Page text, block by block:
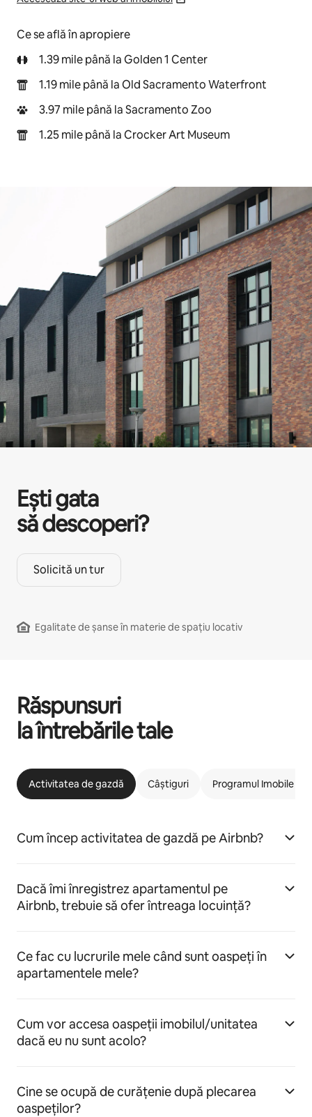
Ce se află în apropiere
1.39 mile până la Golden 1 Center
1.19 mile până la Old Sacramento Waterfront
3.97 mile până la Sacramento Zoo
1.25 mile până la Crocker Art Museum
Ești gata
să descoperi?
Solicită un tur
Egalitate de șanse în materie de spațiu locativ
Răspunsuri
la întrebările tale
Activitatea de gazdă Câștiguri Programul Imobile
Cum încep activitatea de gazdă pe Airbnb?
Dacă îmi înregistrez apartamentul pe
Airbnb, trebuie să ofer întreaga locuință?
Ce fac cu lucrurile mele când sunt oaspeți în
apartamentele mele?
Cum vor accesa oaspeții imobilul/unitatea
dacă eu nu sunt acolo?
Cine se ocupă de curățenie după plecarea
oaspeților?